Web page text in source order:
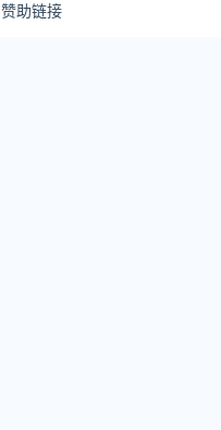
赞助链接